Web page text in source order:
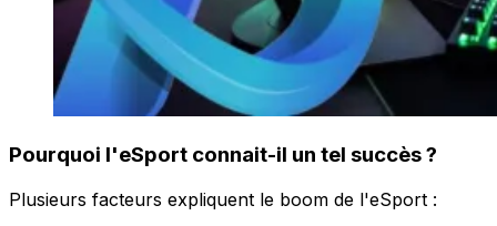
Pourquoi l'eSport connait-il un tel succès ?
Plusieurs facteurs expliquent le boom de l'eSport :